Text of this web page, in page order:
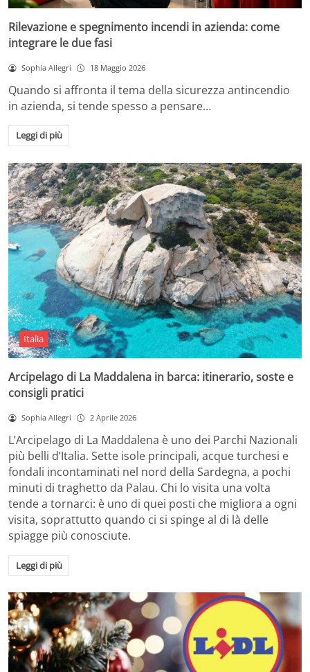
Rilevazione e spegnimento incendi in azienda: come
integrare le due fasi
Sophia Allegri 18 Maggio 2026
Quando si affronta il tema della sicurezza antincendio
in azienda, si tende spesso a pensare…
Leggi di più
Italia
Arcipelago di La Maddalena in barca: itinerario, soste e
consigli pratici
Sophia Allegri 2 Aprile 2026
L’Arcipelago di La Maddalena è uno dei Parchi Nazionali
più belli d’Italia. Sette isole principali, acque turchesi e
fondali incontaminati nel nord della Sardegna, a pochi
minuti di traghetto da Palau. Chi lo visita una volta
tende a tornarci: è uno di quei posti che migliora a ogni
visita, soprattutto quando ci si spinge al di là delle
spiagge più conosciute.
Leggi di più